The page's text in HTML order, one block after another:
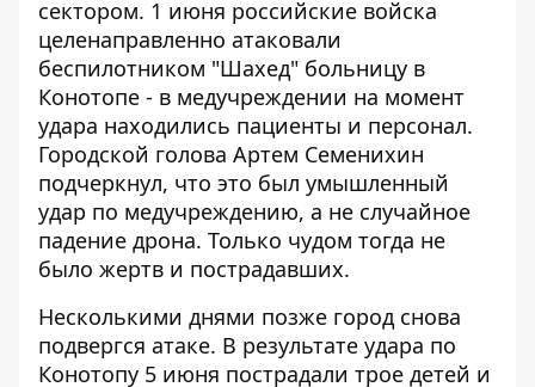
сектором. 1 июня российские войска
целенаправленно атаковали
беспилотником "Шахед" больницу в
Конотопе - в медучреждении на момент
удара находились пациенты и персонал.
Городской голова Артем Семенихин
подчеркнул, что это был умышленный
удар по медучреждению, а не случайное
падение дрона. Только чудом тогда не
было жертв и пострадавших.
Несколькими днями позже город снова
подвергся атаке. В результате удара по
Конотопу 5 июня пострадали трое детей и